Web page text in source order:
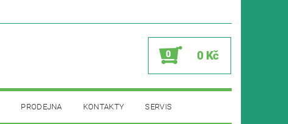
0 0 Kč
PRODEJNA KONTAKTY SERVIS